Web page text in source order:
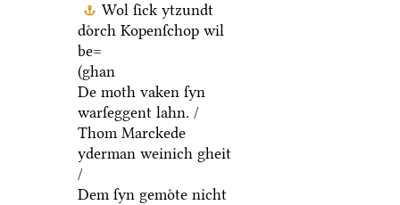
Wol ſick ytzundt
doͤrch Kopenſchop wil
be=
(ghan
De moth vaken ſyn
warſeggent lahn. /
Thom Marckede
yderman weinich gheit
/
Dem ſyn gemoͤte nicht